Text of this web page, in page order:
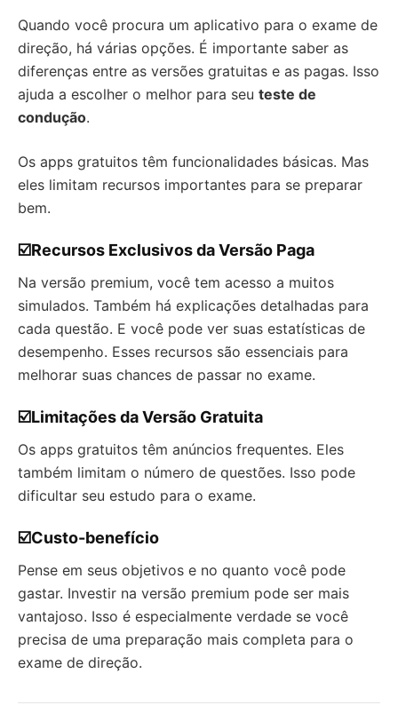
Quando você procura um aplicativo para o exame de
direção, há várias opções. É importante saber as
diferenças entre as versões gratuitas e as pagas. Isso
ajuda a escolher o melhor para seu teste de
condução.
Os apps gratuitos têm funcionalidades básicas. Mas
eles limitam recursos importantes para se preparar
bem.
☑️Recursos Exclusivos da Versão Paga
Na versão premium, você tem acesso a muitos
simulados. Também há explicações detalhadas para
cada questão. E você pode ver suas estatísticas de
desempenho. Esses recursos são essenciais para
melhorar suas chances de passar no exame.
☑️Limitações da Versão Gratuita
Os apps gratuitos têm anúncios frequentes. Eles
também limitam o número de questões. Isso pode
dificultar seu estudo para o exame.
☑️Custo-benefício
Pense em seus objetivos e no quanto você pode
gastar. Investir na versão premium pode ser mais
vantajoso. Isso é especialmente verdade se você
precisa de uma preparação mais completa para o
exame de direção.